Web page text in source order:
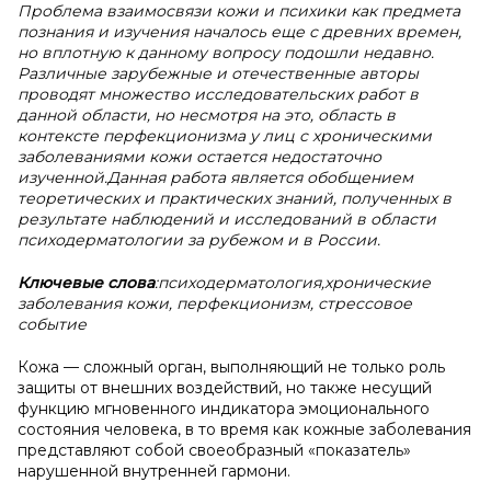
Проблема взаимосвязи кожи и психики как предмета
познания и изучения началось еще с древних времен,
но вплотную к данному вопросу подошли недавно.
Различные зарубежные и отечественные авторы
проводят множество исследовательских работ в
данной области, но несмотря на это, область в
контексте перфекционизма у лиц с хроническими
заболеваниями кожи остается недостаточно
изученной.Данная работа является обобщением
теоретических и практических знаний, полученных в
результате наблюдений и исследований в области
психодерматологии за рубежом и в России.
Ключевые слова:психодерматология,хронические
заболевания кожи, перфекционизм, стрессовое
событие
Кожа — сложный орган, выполняющий не только роль
защиты от внешних воздействий, но также несущий
функцию мгновенного индикатора эмоционального
состояния человека, в то время как кожные заболевания
представляют собой своеобразный «показатель»
нарушенной внутренней гармони.